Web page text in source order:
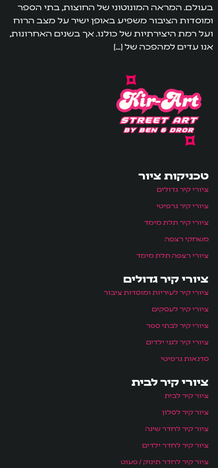
בעולם. המראה המונוטוני של החוצות, בתי הספר
ומוסדות הציבור משפיע באופן ישיר על מצב הרוח
ועל רמת היצירתיות של כולנו. אך בשנים האחרונות,
אנו עדים למהפכה של […]
טכניקות ציור
ציורי קיר גדולים
ציורי קיר גרפיטי
ציורי קיר תלת מימד
משחקי רצפה
ציורי רצפה תלת מימד
ציורי קיר גדולים
ציורי קיר לעיריות ומוסדות ציבור
ציורי קיר לעסקים
ציורי קיר לבתי ספר
ציורי קיר לגני ילדים
סדנאות גרפיטי
ציורי קיר לבית
ציור קיר לבית
ציור קיר לסלון
ציור קיר לחדר שינה
ציור קיר לחדר ילדים
ציור קיר לחדר תינוק / פעוט